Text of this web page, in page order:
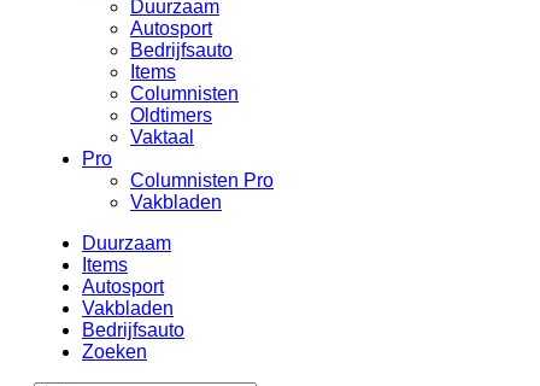
Duurzaam
Autosport
Bedrijfsauto
Items
Columnisten
Oldtimers
Vaktaal
Pro
Columnisten Pro
Vakbladen
Duurzaam
Items
Autosport
Vakbladen
Bedrijfsauto
Zoeken